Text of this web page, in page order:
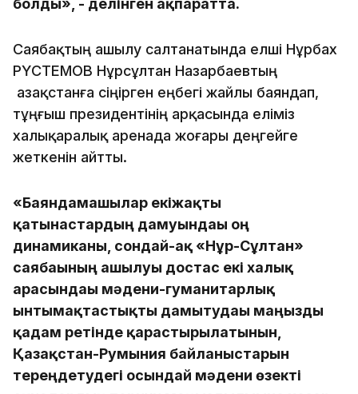
болды», - делінген ақпаратта.
Саябақтың ашылу салтанатында елші Нұрбах
РҮСТЕМОВ Нұрсұлтан Назарбаевтың
Қазақстанға сіңірген еңбегі жайлы баяндап,
тұңғыш президентінің арқасында еліміз
халықаралық аренада жоғары деңгейге
жеткенін айтты.
«Баяндамашылар екіжақты
қатынастардың дамуындағы оң
динамиканы, сондай-ақ «Нұр-Сұлтан»
саябағының ашылуы достас екі халық
арасындағы мәдени-гуманитарлық
ынтымақтастықты дамытудағы маңызды
қадам ретінде қарастырылатынын,
Қазақстан-Румыния байланыстарын
тереңдетудегі осындай мәдени өзекті